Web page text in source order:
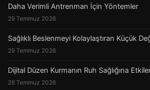
Daha Verimli Antrenman İçin Yöntemler
29 Temmuz 2026
Sağlıklı Beslenmeyi Kolaylaştıran Küçük
29 Temmuz 2026
Dijital Düzen Kurmanın Ruh Sağlığına
28 Temmuz 2026